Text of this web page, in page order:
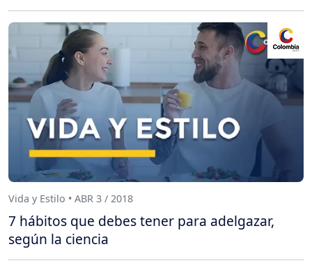
Vida y Estilo • ABR 3 / 2018
7 hábitos que debes tener para adelgazar,
según la ciencia